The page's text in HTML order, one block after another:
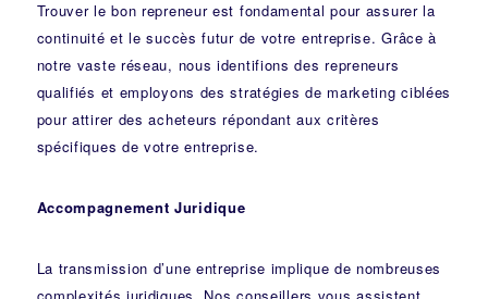
Trouver le bon repreneur est fondamental pour assurer la
continuité et le succès futur de votre entreprise. Grâce à
notre vaste réseau, nous identifions des repreneurs
qualifiés et employons des stratégies de marketing ciblées
pour attirer des acheteurs répondant aux critères
spécifiques de votre entreprise.
Accompagnement Juridique
La transmission d’une entreprise implique de nombreuses